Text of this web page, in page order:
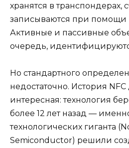
хранятся в транспондерах,
записываются при помощи
Активные и пассивные
очередь,
Но стандартного
недостаточно. История
интересная: технология
более 12 лет назад —
технологических гиганта
Semiconductor) решили